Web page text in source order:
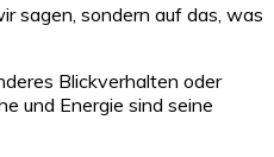
sagen, sondern auf das, was
Blickverhalten oder
und Energie sind seine